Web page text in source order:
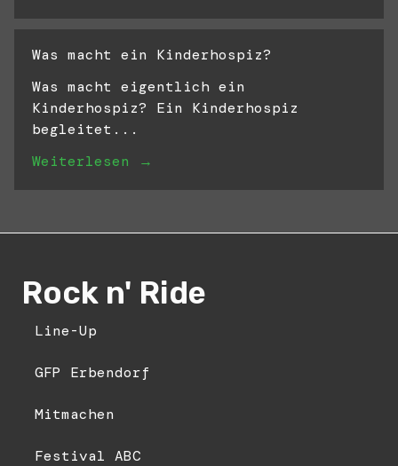
Was macht ein Kinderhospiz?
Was macht eigentlich ein
Kinderhospiz? Ein Kinderhospiz
begleitet...
Weiterlesen →
Rock n' Ride
Line-Up
GFP Erbendorf
Mitmachen
Festival ABC